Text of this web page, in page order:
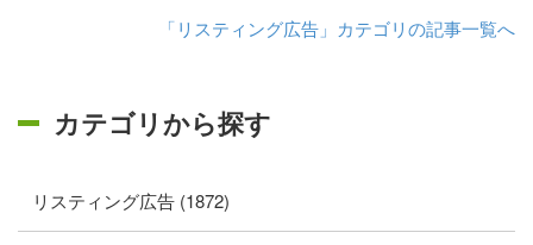
「リスティング広告」カテゴリの記事一覧へ
カテゴリから探す
リスティング広告 (1872)